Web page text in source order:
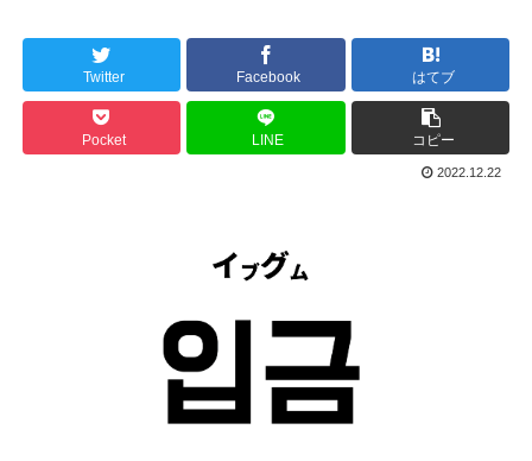
Twitter Facebook はてブ
Pocket LINE コピー
2022.12.22